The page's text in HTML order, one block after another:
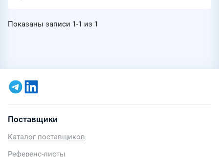
Показаны записи 1-1 из 1
Поставщики
Каталог поставщиков
Референс-листы